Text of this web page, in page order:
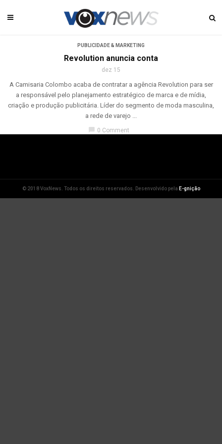
PUBLICIDADE & MARKETING
Revolution anuncia conta
dez 15
A Camisaria Colombo acaba de contratar a agência Revolution para ser
a responsável pelo planejamento estratégico de marca e de mídia,
criação e produção publicitária. Líder do segmento de moda masculina,
a rede de varejo ...
chat_bubble 0 Comment
© 2018 VoxNews. Todos os direitos reservados. Desenvolvido pela E-gnição